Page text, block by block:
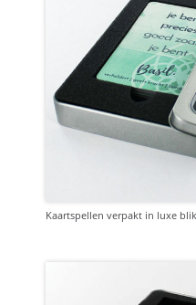
Kaartspellen verpakt in luxe